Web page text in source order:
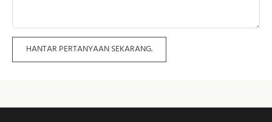
HANTAR PERTANYAAN SEKARANG.